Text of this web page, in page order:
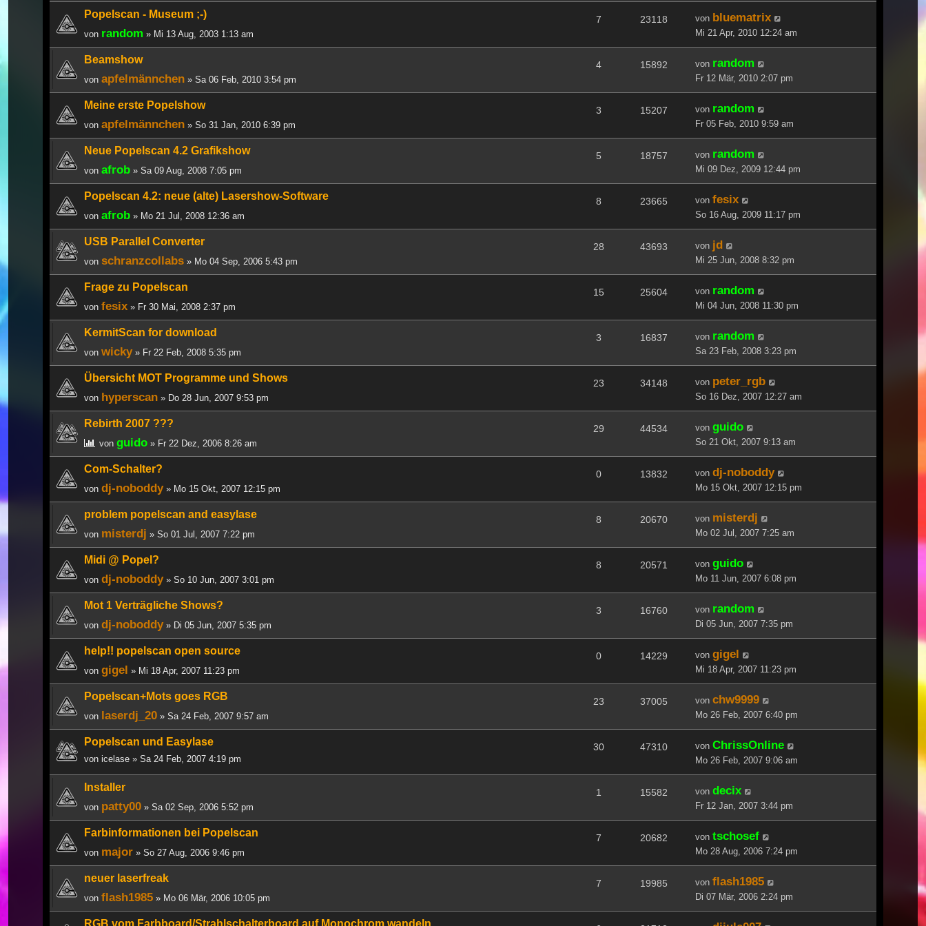
Popelscan - Museum ;-)
von random » Mi 13 Aug, 2003 1:13 am
7 23118 von bluematrix
Mi 21 Apr, 2010 12:24 am
Beamshow
von apfelmännchen » Sa 06 Feb, 2010 3:54 pm
4 15892 von random
Fr 12 Mär, 2010 2:07 pm
Meine erste Popelshow
von apfelmännchen » So 31 Jan, 2010 6:39 pm
3 15207 von random
Fr 05 Feb, 2010 9:59 am
Neue Popelscan 4.2 Grafikshow
von afrob » Sa 09 Aug, 2008 7:05 pm
5 18757 von random
Mi 09 Dez, 2009 12:44 pm
Popelscan 4.2: neue (alte) Lasershow-Software
von afrob » Mo 21 Jul, 2008 12:36 am
8 23665 von fesix
So 16 Aug, 2009 11:17 pm
USB Parallel Converter
von schranzcollabs » Mo 04 Sep, 2006 5:43 pm
28 43693 von jd
Mi 25 Jun, 2008 8:32 pm
Frage zu Popelscan
von fesix » Fr 30 Mai, 2008 2:37 pm
15 25604 von random
Mi 04 Jun, 2008 11:30 pm
KermitScan for download
von wicky» Fr 22 Feb, 2008 5:35 pm
3 16837 von random
Sa 23 Feb, 2008 3:23 pm
Übersicht MOT Programme und Shows
von hyperscan » Do 28 Jun, 2007 9:53 pm
23 34148 von peter_rgb
So 16 Dez, 2007 12:27 am
Rebirth 2007 ???
von guido » Fr 22 Dez, 2006 8:26 am
29 44534 von guido
So 21 Okt, 2007 9:13 am
Com-Schalter?
von dj-noboddy» Mo 15 Okt, 2007 12:15 pm
0 13832 von dj-noboddy
Mo 15 Okt, 2007 12:15 pm
problem popelscan and easylase
von misterdj » So 01 Jul, 2007 7:22 pm
8 20670 von misterdj
Mo 02 Jul, 2007 7:25 am
Midi @ Popel?
von dj-noboddy» So 10 Jun, 2007 3:01 pm
8 20571 von guido
Mo 11 Jun, 2007 6:08 pm
Mot 1 Verträgliche Shows?
von dj-noboddy» Di 05 Jun, 2007 5:35 pm
3 16760 von random
Di 05 Jun, 2007 7:35 pm
help!! popelscan open source
von gigel » Mi 18 Apr, 2007 11:23 pm
0 14229 von gigel
Mi 18 Apr, 2007 11:23 pm
Popelscan+Mots goes RGB
von laserdj_20 » Sa 24 Feb, 2007 9:57 am
23 37005 von chw9999
Mo 26 Feb, 2007 6:40 pm
Popelscan und Easylase
von icelase » Sa 24 Feb, 2007 4:19 pm
30 47310 von ChrissOnline
Mo 26 Feb, 2007 9:06 am
Installer
von patty00 » Sa 02 Sep, 2006 5:52 pm
1 15582 von decix
Fr 12 Jan, 2007 3:44 pm
Farbinformationen bei Popelscan
von major » So 27 Aug, 2006 9:46 pm
7 20682 von tschosef
Mo 28 Aug, 2006 7:24 pm
neuer laserfreak
von flash1985 » Mo 06 Mär, 2006 10:05 pm
7 19985 von flash1985
Di 07 Mär, 2006 2:24 pm
RGB vom Farbboard/Strahlschalterboard auf Monochrom wandeln